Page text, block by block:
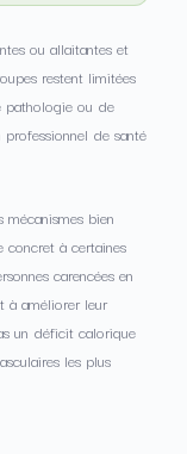
ou allaitantes et
restent limitées
pathologie ou de
de santé
bien
concret à certaines
carencées en
à améliorer leur
un déficit calorique
les plus